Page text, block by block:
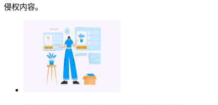
侵权内容。